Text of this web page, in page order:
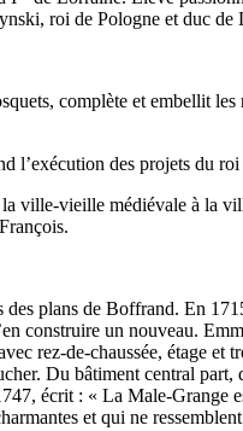
roi de Pologne et duc de
complète et embellit
l’exécution des projets du
ville-vieille médiévale à la
plans de Boffrand. En
construire un nouveau.
rez-de-chaussée, étage et
Du bâtiment central
écrit : « La Male-Grange
et qui ne